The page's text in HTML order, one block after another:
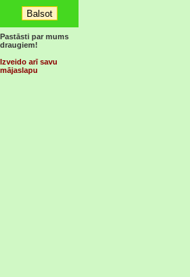
Pastāsti par mums
draugiem!
Izveido arī savu
mājaslapu